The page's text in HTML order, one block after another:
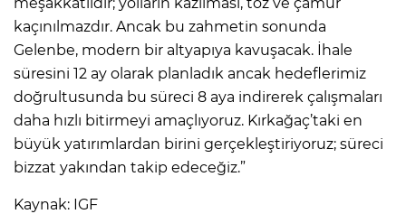
kaçınılmazdır. Ancak bu zahmetin sonunda
Gelenbe, modern bir altyapıya kavuşacak. İhale
süresini 12 ay olarak planladık ancak hedeflerimiz
doğrultusunda bu süreci 8 aya indirerek çalışmaları
daha hızlı bitirmeyi amaçlıyoruz. Kırkağaç’taki en
büyük yatırımlardan birini gerçekleştiriyoruz; süreci
bizzat yakından takip edeceğiz.”
Kaynak: IGF